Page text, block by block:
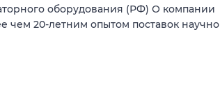
оборудования (РФ) О компании
чем 20-летним опытом поставок